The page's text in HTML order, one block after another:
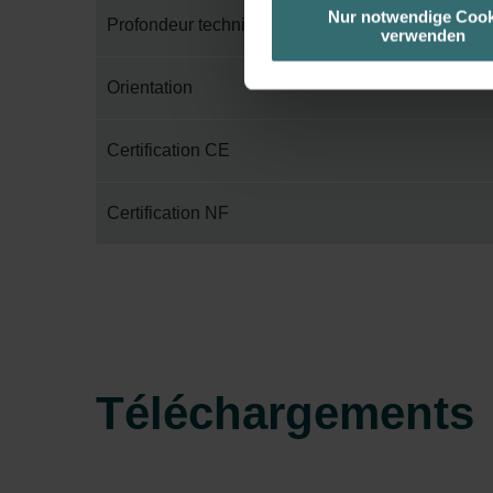
unserer Website verwenden,
basierend auf Ihren Interessen
Datenschutzerklärung
Zehnder Group Schweiz AG:
Zehnder Polska Sp. z o.o.:
Nur notwendige
verwenden
Profondeur technique
Orientation
Certification CE
Certification NF
Téléchargements